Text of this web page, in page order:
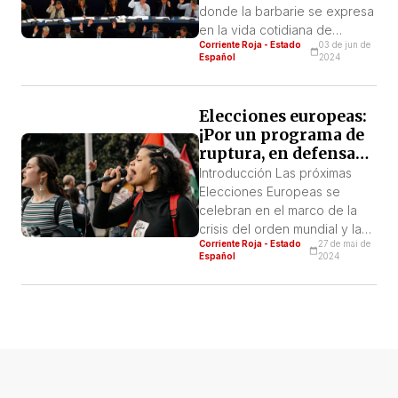
el crecimiento de la
extrema derecha
donde la barbarie se expresa
en la vida cotidiana de
múltiples formas, sean
guerras, desastre climático o
avance de la desigualdad
naturaleza de la “democracia
europea” ya quedó en
evidencia cuando estalló la
crisis económica del 2008 y
nos impuso unos […]
Corriente Roja - Estado
Español
03 de jun de
2024
Elecciones europeas:
¡Por un programa de
ruptura, en defensa
de las trabajadoras!
Introducción Las próximas
Elecciones Europeas se
celebran en el marco de la
crisis del orden mundial y la
profundización de la crisis
capitalista, mientras prosigue
el avance de la ofensiva
Corriente Roja - Estado
Español
27 de mai de
2024